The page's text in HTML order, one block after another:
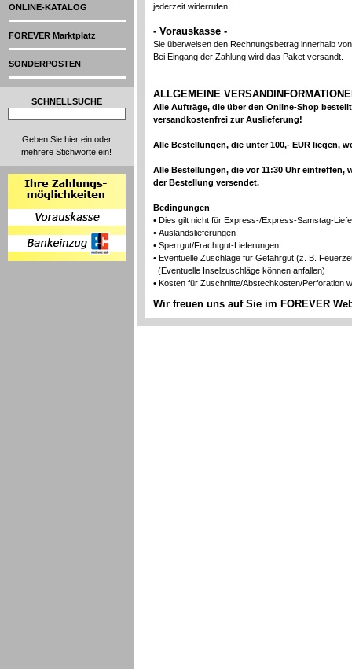
SCHNELLSUCHE
Geben Sie hier ein oder
mehrere Stichworte ein!
jederzeit widerrufen.
- Vorauskasse -
Sie überweisen den Rechnungsbetrag innerhalb
Bei Eingang der Zahlung wird das Paket versandt.
ALLGEMEINE
Alle Aufträge, die über den Online-Shop
versandkostenfrei zur Auslieferung!
Alle Bestellungen, die unter 100,- EUR liegen,
Alle Bestellungen, die vor 11:30 Uhr eintreffen,
der Bestellung versendet.
Bedingungen
• Dies gilt nicht für Express-/Express-Samstag-
• Auslandslieferungen
• Sperrgut/Frachtgut-Lieferungen
• Eventuelle Zuschläge für Gefahrgut (z. B.
(Eventuelle Inselzuschläge können anfallen)
• Kosten für Zuschnitte/Abstechkosten/Perforation
Wir freuen uns auf Sie im FOREVER
ONLINE-KATALOG
FOREVER Marktplatz
SONDERPOSTEN